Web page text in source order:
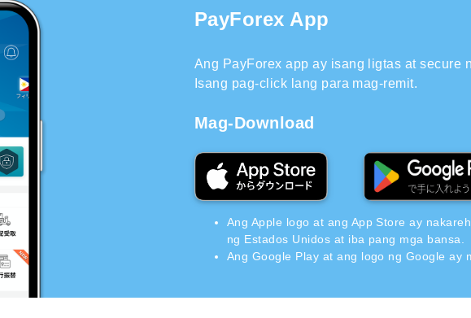
PayForex App
Ang PayForex app ay isang ligtas at secure
Isang pag-click lang para mag-remit.
Mag-Download
Ang Apple logo at ang App Store ay
ng Estados Unidos at iba pang mga bansa.
Ang Google Play at ang logo ng Google ay